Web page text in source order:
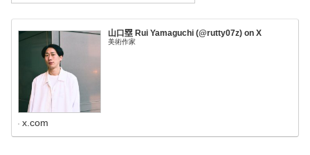
山口塁 Rui Yamaguchi (@rutty07z) on X
美術作家
x.com